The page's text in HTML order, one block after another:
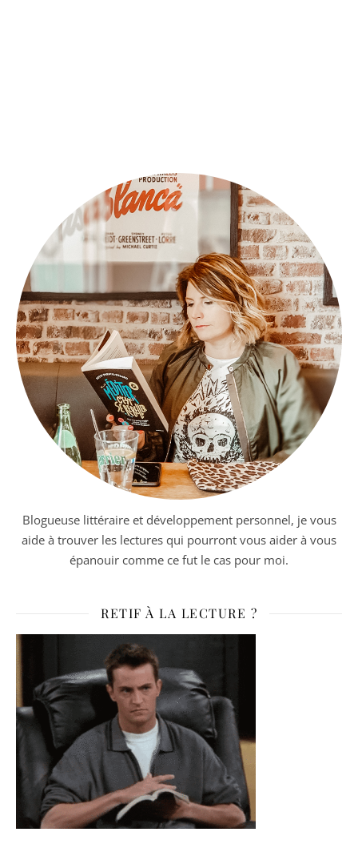
Blogueuse littéraire et développement personnel, je vous
aide à trouver les lectures qui pourront vous aider à vous
épanouir comme ce fut le cas pour moi.
RETIF À LA LECTURE ?